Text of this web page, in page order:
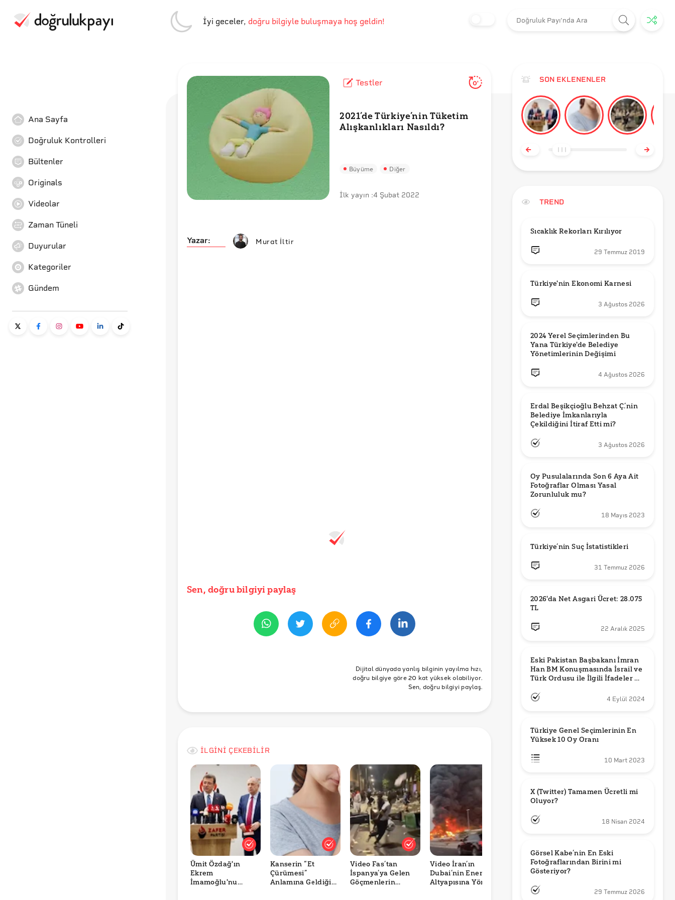
İyi geceler, doğru bilgiyle buluşmaya hoş geldin!
Ana Sayfa
Doğruluk Kontrolleri
Bültenler
Originals
Videolar
Zaman Tüneli
Duyurular
Kategoriler
Gündem
Testler 0'
2021’de Türkiye’nin Tüketim
Alışkanlıkları Nasıldı?
Büyüme Diğer
İlk yayın :4 Şubat 2022
Yazar: Murat İltir
Sen, doğru bilgiyi paylaş
Dijital dünyada yanlış bilginin yayılma hızı,
doğru bilgiye göre 20 kat yüksek olabiliyor.
Sen, doğru bilgiyi paylaş.
İLGİNİ ÇEKEBİLİR
Ümit Özdağ'ın
Ekrem
İmamoğlu'nu
Kanserin “Et
Çürümesi”
Anlamına Geldiği
Video Fas’tan
İspanya’ya Gelen
Göçmenlerin
Video İran’ın
Dubai’nin Enerji
Altyapısına Yönelik
2024 Yerel
Seçimlerinden Bu
Belediye
Threads’ın RTÜK
Kapatılacağı Doğru
SON EKLENENLER
TREND
Sıcaklık Rekorları Kırılıyor
29 Temmuz 2019
Türkiye'nin Ekonomi Karnesi
3 Ağustos 2026
2024 Yerel Seçimlerinden Bu
Yana Türkiye'de Belediye
Yönetimlerinin Değişimi
4 Ağustos 2026
Erdal Beşikçioğlu Behzat Ç.’nin
Belediye İmkanlarıyla
3 Ağustos 2026
Oy Pusulalarında Son 6 Aya Ait
Fotoğraflar Olması Yasal
Zorunluluk mu?
18 Mayıs 2023
Türkiye’nin Suç İstatistikleri
31 Temmuz 2026
2026'da Net Asgari Ücret: 28.075
TL
22 Aralık 2025
Eski Pakistan Başbakanı İmran
Han BM Konuşmasında İsrail ve
Türk Ordusu ile İlgili İfadeler mi
4 Eylül 2024
Türkiye Genel Seçimlerinin En
Yüksek 10 Oy Oranı
10 Mart 2023
X (Twitter) Tamamen Ücretli mi
Oluyor?
18 Nisan 2024
Görsel Kabe’nin En Eski
Fotoğraflarından Birini mi
Gösteriyor?
29 Temmuz 2026